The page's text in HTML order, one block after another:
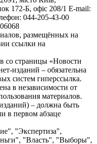
Б, офіс 208/1 E-mail:
044-205-43-00
размещённых на
ссылки на
со страницы «Новости
изданий – обязательна
систем гиперссылка.
в независимости от
материалов.
– должна быть
в первом абзаце
"Экспертиза",
"Власть", "Выборы",